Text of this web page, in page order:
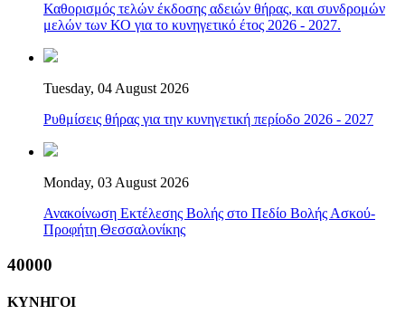
Καθορισμός τελών έκδοσης αδειών θήρας, και συνδρομών
μελών των ΚΟ για το κυνηγετικό έτος 2026 - 2027.
Tuesday, 04 August 2026
Ρυθμίσεις θήρας για την κυνηγετική περίοδο 2026 - 2027
Monday, 03 August 2026
Ανακοίνωση Εκτέλεσης Βολής στο Πεδίο Βολής Ασκού-
Προφήτη Θεσσαλονίκης
40000
ΚΥΝΗΓΟΙ